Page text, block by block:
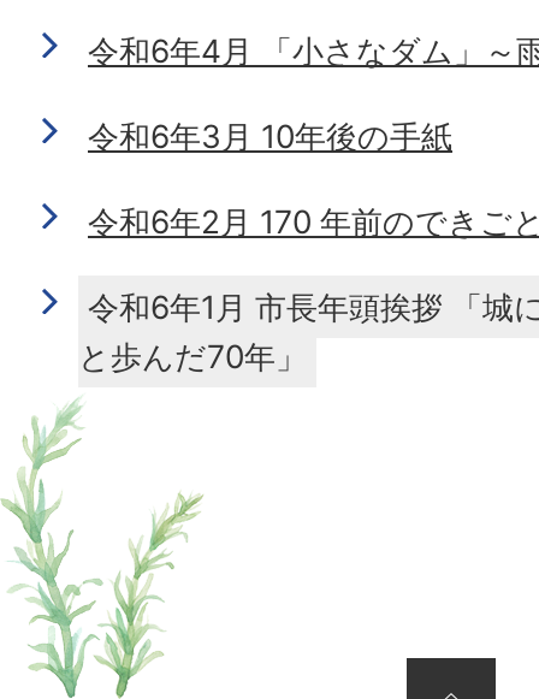
令和6年4月 「小さなダム」～
令和6年3月 10年後の手紙
令和6年2月 170 年前のできご
令和6年1月 市長年頭挨拶 「城
と歩んだ70年」
ページの先頭へ